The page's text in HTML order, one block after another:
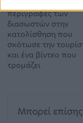
περιγραφές των
διασωστών στην
κατολίσθηση που
σκότωσε την
και ένα βίντεο που
τρομάζει
Μπορεί